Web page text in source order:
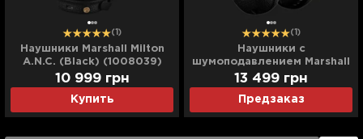
(1)
Наушники Marshall Milton
A.N.C. (Black) (1008039)
Купить
10 999 грн
(1)
Наушники с
шумоподавлением Marshall
Monitor II A.N.C.
Предзаказ
13 499 грн